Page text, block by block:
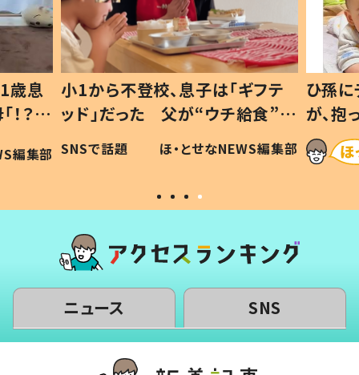
歳息
？」
編集部
小1から不登校、息子は「ギフテ
ッド」だった 父が“ウチ給食”を
作り続ける理由とは #令和の親
#令和の子
SNSで話題 ほ・とせなNEWS編集部
ひ孫
が、
「涙が
い」
ニュース SNS